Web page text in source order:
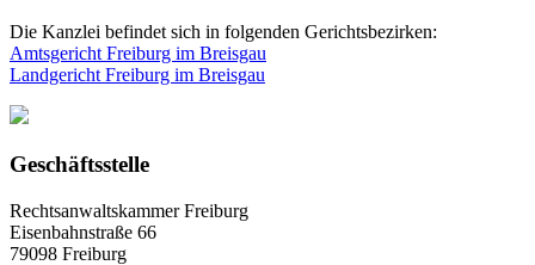
Die Kanzlei befindet sich in folgenden Gerichtsbezirken:
Amtsgericht Freiburg im Breisgau
Landgericht Freiburg im Breisgau
Geschäftsstelle
Rechtsanwaltskammer Freiburg
Eisenbahnstraße 66
79098 Freiburg